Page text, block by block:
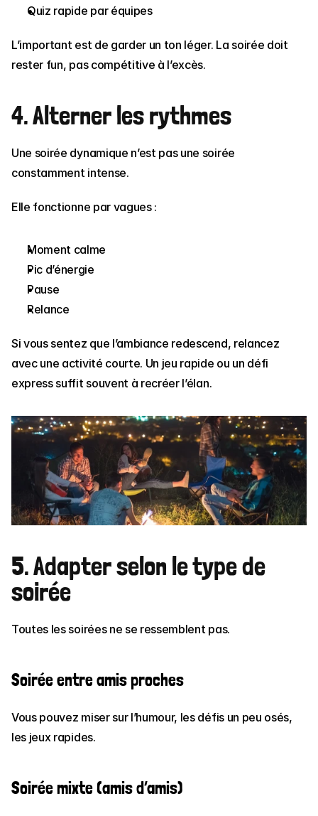
Quiz rapide par équipes
L’important est de garder un ton léger. La soirée doit
rester fun, pas compétitive à l’excès.
4. Alterner les rythmes
Une soirée dynamique n’est pas une soirée
constamment intense.
Elle fonctionne par vagues :
Moment calme
Pic d’énergie
Pause
Relance
Si vous sentez que l’ambiance redescend, relancez
avec une activité courte. Un jeu rapide ou un défi
express suffit souvent à recréer l’élan.
5. Adapter selon le type de
soirée
Toutes les soirées ne se ressemblent pas.
Soirée entre amis proches
Vous pouvez miser sur l’humour, les défis un peu osés,
les jeux rapides.
Soirée mixte (amis d’amis)